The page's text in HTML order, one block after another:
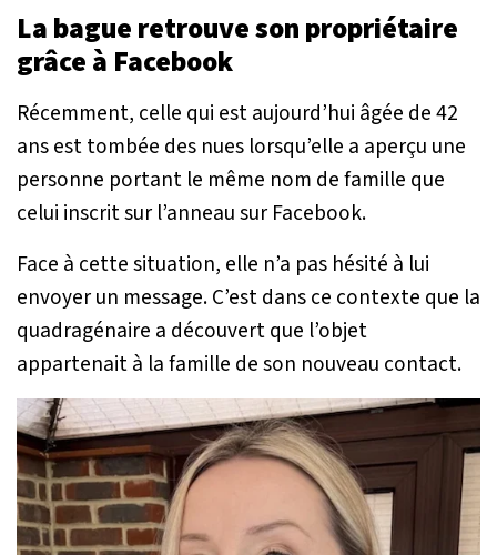
La bague retrouve son propriétaire
grâce à Facebook
Récemment, celle qui est aujourd’hui âgée de 42
ans est tombée des nues lorsqu’elle a aperçu une
personne portant le même nom de famille que
celui inscrit sur l’anneau sur Facebook.
Face à cette situation, elle n’a pas hésité à lui
envoyer un message. C’est dans ce contexte que la
quadragénaire a découvert que l’objet
appartenait à la famille de son nouveau contact.